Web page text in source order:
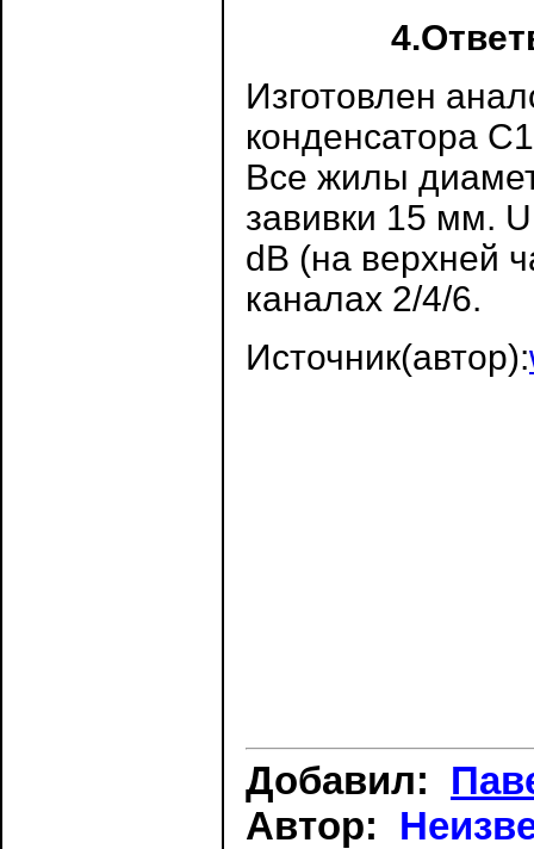
Изготовлен
конденсатора
Все жилы
завивки 15 мм.
dB (на верхней
каналах 2/4/6.
Источник(автор):
Добавил:
Автор: